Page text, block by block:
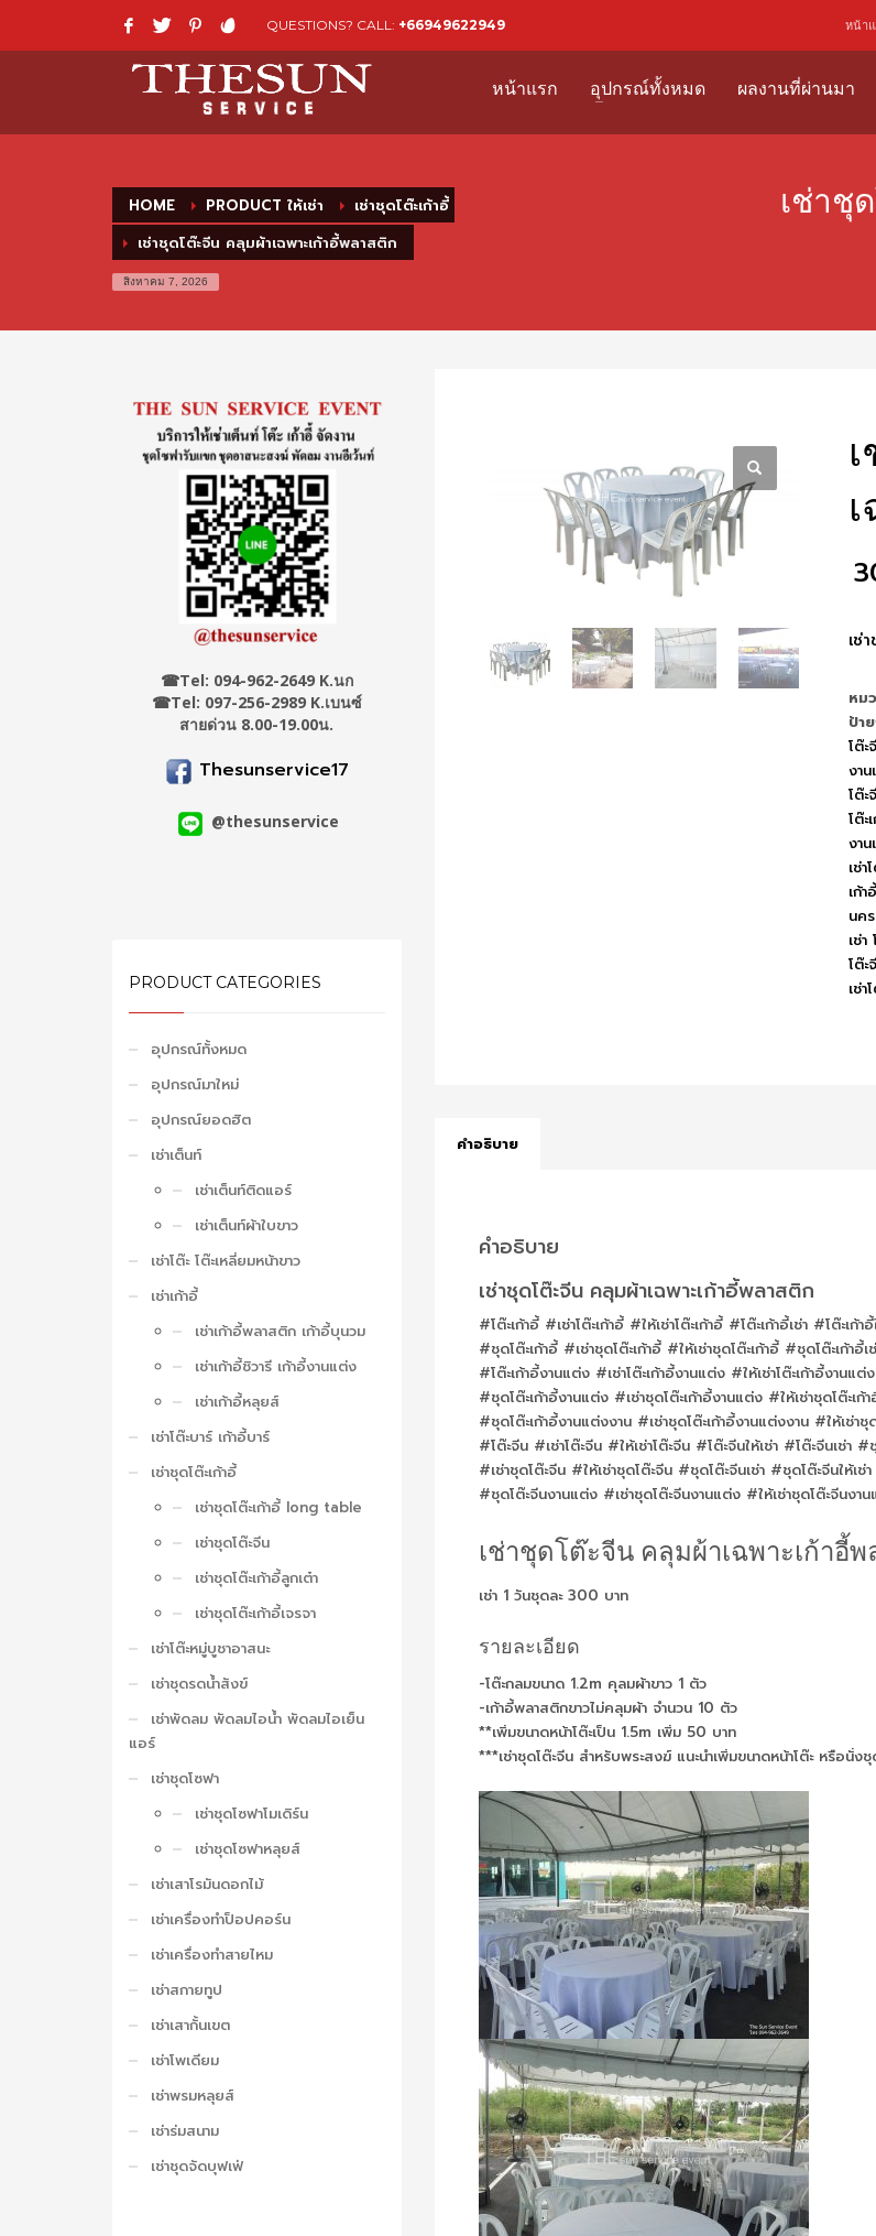
QUESTIONS? CALL: +66949622949 หน้า
หน้าแรก อุปกรณ์ทั้งหมด ผลงานที่ผ่านมา
HOME PRODUCT ให้เช่า
เช่าชุดโต๊ะเก้าอี้
เช่าชุดโต๊ะจีน คลุมผ้าเฉพาะเก้าอี้พลาสติก
สิงหาคม 7, 2026
เช่าชุ
☎Tel: 094-962-2649 K.นก
☎Tel: 097-256-2989 K.เบนซ์
สายด่วน 8.00-19.00น.
Thesunservice17
@thesunservice
PRODUCT CATEGORIES
อุปกรณ์ทั้งหมด
อุปกรณ์มาใหม่
อุปกรณ์ยอดฮิต
เช่าเต็นท์
เช่าเต็นท์ติดแอร์
เช่าเต็นท์ผ้าใบขาว
เช่าโต๊ะ โต๊ะเหลี่ยมหน้าขาว
เช่าเก้าอี้
เช่าเก้าอี้พลาสติก เก้าอี้บุนวม
เช่าเก้าอี้ชิวารี เก้าอี้งานแต่ง
เช่าเก้าอี้หลุยส์
เช่าโต๊ะบาร์ เก้าอี้บาร์
เช่าชุดโต๊ะเก้าอี้
เช่าชุดโต๊ะเก้าอี้ long table
เช่าชุดโต๊ะจีน
เช่าชุดโต๊ะเก้าอี้ลูกเต๋า
เช่าชุดโต๊ะเก้าอี้เจรจา
เช่าโต๊ะหมู่บูชาอาสนะ
เช่าชุดรดน้ำสังข์
เช่าพัดลม พัดลมไอน้ำ พัดลมไอเย็น
แอร์
เช่าชุดโซฟา
เช่าชุดโซฟาโมเดิร์น
เช่าชุดโซฟาหลุยส์
เช่าเสาโรมันดอกไม้
เช่าเครื่องทำป็อปคอร์น
เช่าเครื่องทำสายไหม
เช่าสกายทูป
เช่าเสากั้นเขต
เช่าโพเดียม
เช่าพรมหลุยส์
เช่าร่มสนาม
เช่าชุดจัดบุฟเฟ่
เช่
หม
ป้า
โต๊ะ
งา
โต๊ะ
โต๊ะ
งา
เช่า
เก้าอี้
นค
เช่
โต๊ะ
เช่า
คำอธิบาย
คำอธิบาย
เช่าชุดโต๊ะจีน คลุมผ้าเฉพาะเก้าอี้พลาสติก
#โต๊ะเก้าอี้ #เช่าโต๊ะเก้าอี้ #ให้เช่าโต๊ะเก้าอี้ #โต๊ะเก้าอี้เช่า #โต๊ะเก้าอี้
#ชุดโต๊ะเก้าอี้ #เช่าชุดโต๊ะเก้าอี้ #ให้เช่าชุดโต๊ะเก้าอี้ #ชุดโต๊ะเก้าอี้เ
#โต๊ะเก้าอี้งานแต่ง #เช่าโต๊ะเก้าอี้งานแต่ง #ให้เช่าโต๊ะเก้าอี้งานแต่ง
#ชุดโต๊ะเก้าอี้งานแต่ง #เช่าชุดโต๊ะเก้าอี้งานแต่ง #ให้เช่าชุดโต๊ะเก้
#ชุดโต๊ะเก้าอี้งานแต่งงาน #เช่าชุดโต๊ะเก้าอี้งานแต่งงาน #ให้เช่าชุ
#โต๊ะจีน #เช่าโต๊ะจีน #ให้เช่าโต๊ะจีน #โต๊ะจีนให้เช่า #โต๊ะจีนเช่า #
#เช่าชุดโต๊ะจีน #ให้เช่าชุดโต๊ะจีน #ชุดโต๊ะจีนเช่า #ชุดโต๊ะจีนให้เช่า
#ชุดโต๊ะจีนงานแต่ง #เช่าชุดโต๊ะจีนงานแต่ง #ให้เช่าชุดโต๊ะจีนงา
เช่าชุดโต๊ะจีน คลุมผ้าเฉพาะเก้าอี้
เช่า 1 วันชุดละ 300 บาท
รายละเอียด
-โต๊ะกลมขนาด 1.2m คุลมผ้าขาว 1 ตัว
-เก้าอี้พลาสติกขาวไม่คลุมผ้า จำนวน 10 ตัว
**เพิ่มขนาดหน้าโต๊ะเป็น 1.5m เพิ่ม 50 บาท
***เช่าชุดโต๊ะจีน สำหรับพระสงฆ์ แนะนำเพิ่มขนาดหน้าโต๊ะ หรือนั่ง